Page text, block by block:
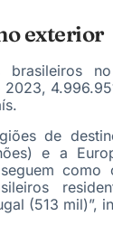
exterior
brasileiros
2023,
de
e a
(513 mil)”,